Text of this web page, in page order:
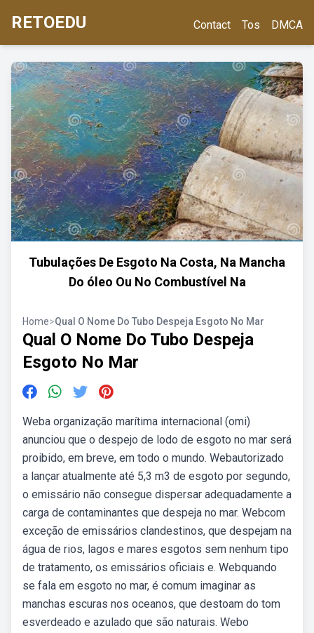
RETOEDU Contact Tos DMCA
Tubulações De Esgoto Na Costa, Na Mancha
Do óleo Ou No Combustível Na
Home>Qual O Nome Do Tubo Despeja Esgoto No Mar
Qual O Nome Do Tubo Despeja
Esgoto No Mar
Weba organização marítima internacional (omi)
anunciou que o despejo de lodo de esgoto no mar será
proibido, em breve, em todo o mundo. Webautorizado
a lançar atualmente até 5,3 m3 de esgoto por segundo,
o emissário não consegue dispersar adequadamente a
carga de contaminantes que despeja no mar. Webcom
exceção de emissários clandestinos, que despejam na
água de rios, lagos e mares esgotos sem nenhum tipo
de tratamento, os emissários oficiais e. Webquando
se fala em esgoto no mar, é comum imaginar as
manchas escuras nos oceanos, que destoam do tom
esverdeado e azulado que são naturais. Webo